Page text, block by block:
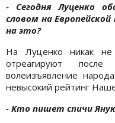
- Сегодня Луценко
словом на
на это?
На Луценко никак не
отреагируют
волеизъявление
невысокий рейтинг
- Кто пишет спичи